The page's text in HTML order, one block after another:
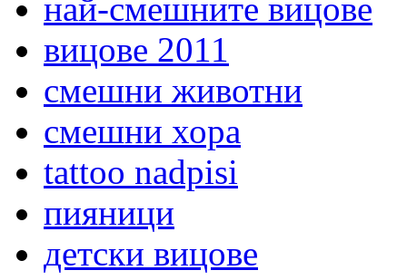
най-смешните вицове
вицове 2011
смешни животни
смешни хора
tattoo nadpisi
пияници
детски вицове